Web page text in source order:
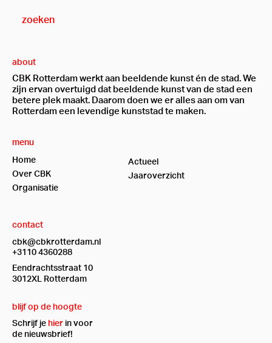
about
CBK Rotterdam werkt aan beeldende kunst én de stad. We
zijn ervan overtuigd dat beeldende kunst van de stad een
betere plek maakt. Daarom doen we er alles aan om van
Rotterdam een levendige kunststad te maken.
menu
Home
Over CBK
Organisatie
Actueel
Jaaroverzicht
contact
cbk@cbkrotterdam.nl
+3110 4360288
Eendrachtsstraat 10
3012XL Rotterdam
blijf op de hoogte
Schrijf je hier in voor
de nieuwsbrief!